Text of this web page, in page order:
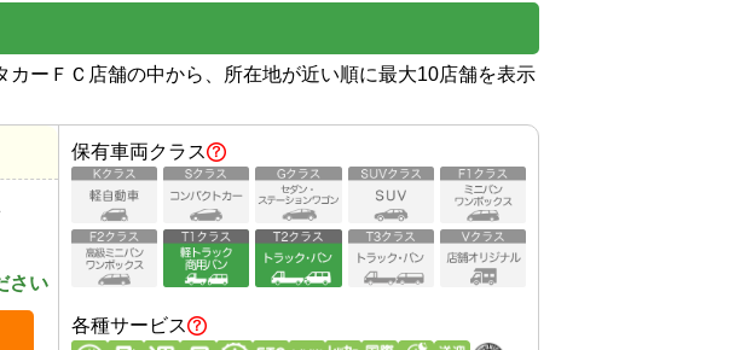
カーＦＣ店舗の中から、所在地が近い順に最大10店舗を表示
さい
保有車両クラス
各種サービス